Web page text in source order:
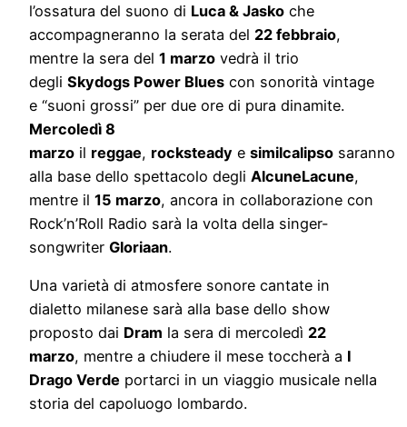
l’ossatura del suono di Luca & Jasko che
accompagneranno la serata del 22 febbraio,
mentre la sera del 1 marzo vedrà il trio
degli Skydogs Power Blues con sonorità vintage
e “suoni grossi” per due ore di pura dinamite.
Mercoledì 8
marzo il reggae, rocksteady e similcalipso saranno
alla base dello spettacolo degli AlcuneLacune,
mentre il 15 marzo, ancora in collaborazione con
Rock’n’Roll Radio sarà la volta della singer-
songwriter Gloriaan.
Una varietà di atmosfere sonore cantate in
dialetto milanese sarà alla base dello show
proposto dai Dram la sera di mercoledì 22
marzo, mentre a chiudere il mese toccherà a I
Drago Verde portarci in un viaggio musicale nella
storia del capoluogo lombardo.